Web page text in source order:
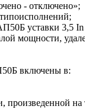
- отключено»;
уставки 3,5
мощности,
включены в: